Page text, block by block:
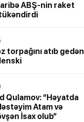
ABŞ-nin raket
torpağını atıb gedən
Qulamov: “Həyatda
Atam və
İsax olub”